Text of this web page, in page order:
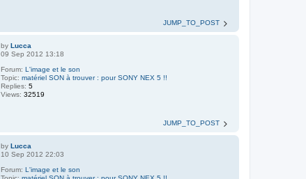
JUMP_TO_POST
byLucca
09 Sep 2012 13:18
Forum:L'image et le son
Topic:matériel SON à trouver : pour SONY NEX 5 !!
Replies:5
Views:32519
JUMP_TO_POST
byLucca
10 Sep 2012 22:03
Forum:L'image et le son